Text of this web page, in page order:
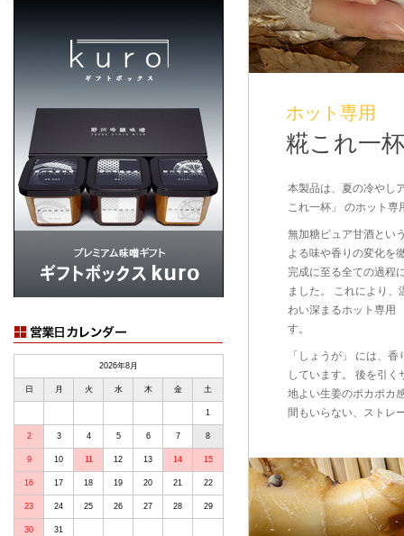
ホット専用
糀これ一
本製品は、夏の冷やし
これ一杯」 のホット専
無加糖ピュア甘酒とい
よる味や香りの変化を
完成に至る全ての過程
ました。 これにより
わい深まるホット専用
す。
「しょうが」 には、
しています。 後を引
地よい生姜のポカポカ
間もいらない、ストレ
2026年8月
日 月 火 水 木 金 土
1
2 3 4 5 6 7 8
9 10 11 12 13 14 15
16 17 18 19 20 21 22
23 24 25 26 27 28 29
30 31